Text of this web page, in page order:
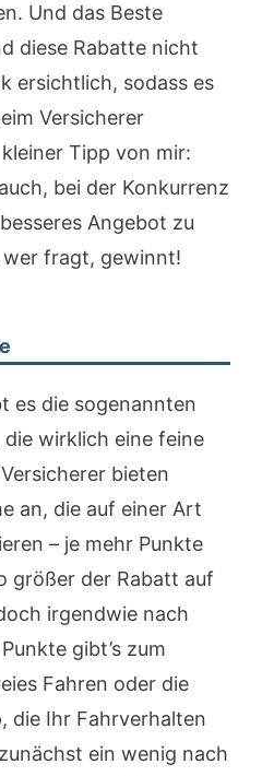
Und das Beste
diese Rabatte nicht
ersichtlich, sodass es
Versicherer
Tipp von mir:
bei der Konkurrenz
Angebot zu
wer fragt, gewinnt!
es die sogenannten
wirklich eine feine
bieten
an, die auf einer Art
– je mehr Punkte
größer der Rabatt auf
irgendwie nach
gibt’s zum
Fahren oder die
die Ihr Fahrverhalten
ein wenig nach